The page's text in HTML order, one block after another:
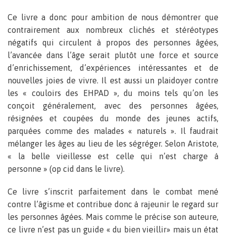
Ce livre a donc pour ambition de nous démontrer que
contrairement aux nombreux clichés et stéréotypes
négatifs qui circulent à propos des personnes âgées,
l’avancée dans l’âge serait plutôt une force et source
d’enrichissement, d’expériences intéressantes et de
nouvelles joies de vivre. Il est aussi un plaidoyer contre
les « couloirs des EHPAD », du moins tels qu’on les
conçoit généralement, avec des personnes âgées,
résignées et coupées du monde des jeunes actifs,
parquées comme des malades « naturels ». Il faudrait
mélanger les âges au lieu de les ségréger. Selon Aristote,
« la belle vieillesse est celle qui n’est charge à
personne » (op cid dans le livre).
Ce livre s’inscrit parfaitement dans le combat mené
contre l’âgisme et contribue donc à rajeunir le regard sur
les personnes âgées. Mais comme le précise son auteure,
ce livre n’est pas un guide « du bien vieillir» mais un état